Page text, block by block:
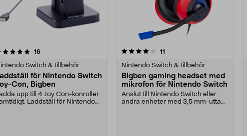
16recensioner
Switch & tillbehör
för Nintendo Switch
Con, Bigben
upp till 4 Joy Con-konroller
Laddställ för Nintendo
4.0 av 5 stjärnor 11
Nintendo Switch & tillbehör
Bigben gaming headset med
mikrofon för Nintendo Switch
Anslut till Nintendo Switch eller
andra enheter med 3,5 mm-uttag.
4.5 av 5 stjärnor